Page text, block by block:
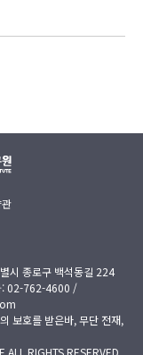
시 종로구 백석동길 224
: 02-762-4600 /
보호를 받은바, 무단 전재,
RIGHTS RESERVED